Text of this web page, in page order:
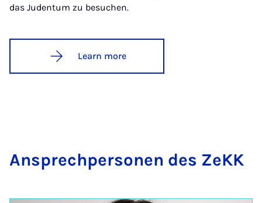
das Judentum zu besuchen.
Learn more
An­s­prech­per­son­en des ZeKK